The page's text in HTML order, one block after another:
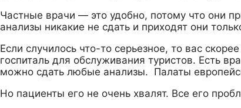
Частные врачи — это удобно, потому что они
анализы никакие не сдать и приходят они
Если случилось что-то серьезное, то вас
госпиталь для обслуживания туристов. Есть
можно сдать любые анализы. Палаты
Но пациенты его не очень хвалят. Все его